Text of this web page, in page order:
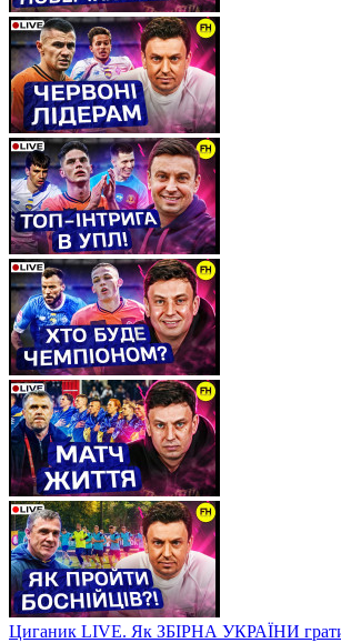
Циганик LIVE. Як ЗБІРНА УКРАЇНИ